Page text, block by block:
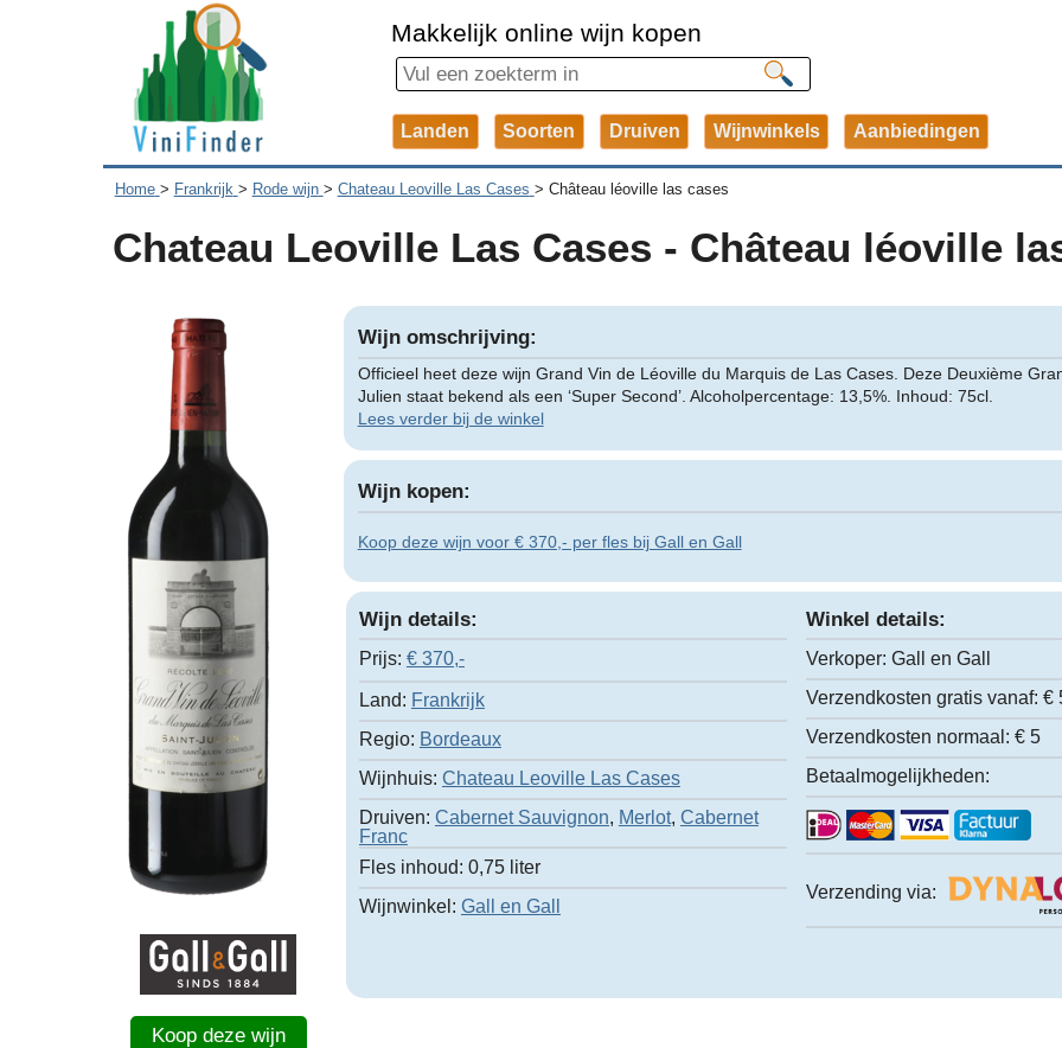
Makkelijk online wijn kopen
Landen Soorten Druiven Wijnwinkels Aanbiedingen
Home > Frankrijk > Rode wijn > Chateau Leoville Las Cases > Château léoville las cases
Chateau Leoville Las Cases - Château léoville
Koop deze wijn
Wijn omschrijving:
Officieel heet deze wijn Grand Vin de Léoville du Marquis de Las Cases. Deze Deuxième
Julien staat bekend als een ‘Super Second’. Alcoholpercentage: 13,5%. Inhoud: 75cl.
Lees verder bij de winkel
Wijn kopen:
Koop deze wijn voor € 370,- per fles bij Gall en Gall
Wijn details:
Prijs: € 370,-
Land: Frankrijk
Regio: Bordeaux
Wijnhuis: Chateau Leoville Las Cases
Druiven: Cabernet Sauvignon, Merlot, Cabernet
Franc
Fles inhoud: 0,75 liter
Wijnwinkel: Gall en Gall
Winkel details:
Verkoper: Gall en Gall
Verzendkosten gratis vanaf: €
Verzendkosten normaal: € 5
Betaalmogelijkheden:
Verzending via: